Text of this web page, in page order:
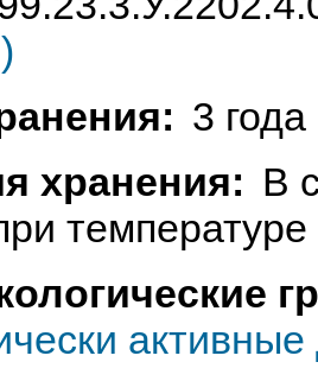
3 года
хранения: В